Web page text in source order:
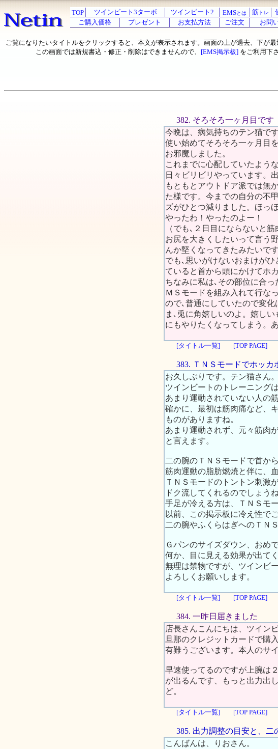
TOP ツインビート3ターボ ツインビート2 EMSとは 筋 トレ
ご購入価格
プレゼント お支払方法 ご注文 お問
ご覧になりたいタイトルをクリックすると、本文が表示されます。画面の上が過去、下が最
この画面では新規書込・修正・削除はできませんので、 [EMS掲示板] をご利用下
382. そろそろ一ヶ月目です
今晩は、病気持ちのテン猫です
使い始めてそろそろ一ヶ月目
お邪魔しました。
これまでに心配していたよう
日々ビリビリやっています。
もともとアウトドア派では無
た様です。今までの自分の不
ズがひとつ減りました。ほっ
やったわ！やったのよー！
（でも､２日目にならないと
お尻を大きくしたいって言う
んか堅くなってきたみたいです
でも､思いがけないおまけが
ていると首から頭にかけてホ
ちなみに私は､その部位に合
ＭＳモードを組み入れて行な
ので､普通にしていたので変化
ま､兎に角嬉しいのよ。嬉し
にもやりたくなってしまう。
[タイトル一覧] [TOP PAGE]
383. ＴＮＳモードでホッカ
お久しぶりです。テン猫さん。
ツインビートのトレーニング
あまり運動されていない人の
確かに、最初は筋肉痛など、
ものがありますね。
あまり運動されず、元々筋肉
と言えます。
二の腕のＴＮＳモードで首か
筋肉運動の脂肪燃焼と伴に、
ＴＮＳモードのトントン刺激
ドク流してくれるのでしょうね
手足が冷える方は、ＴＮＳモ
以前、この掲示板に冷え性で
二の腕やふくらはぎへのＴＮ
Ｇパンのサイズダウン、おめ
何か、目に見える効果が出て
無理は禁物ですが、ツインビ
よろしくお願いします。
[タイトル一覧] [TOP PAGE]
384. 一昨日届きました
店長さんこんにちは、ツイン
旦那のクレジットカードで購
有難うございます。本人のサ
早速使ってるのですが上腕は
が出るんです、もっと出力出
ど。
[タイトル一覧] [TOP PAGE]
385. 出力調整の目安と、二
こんばんは、りおさん。